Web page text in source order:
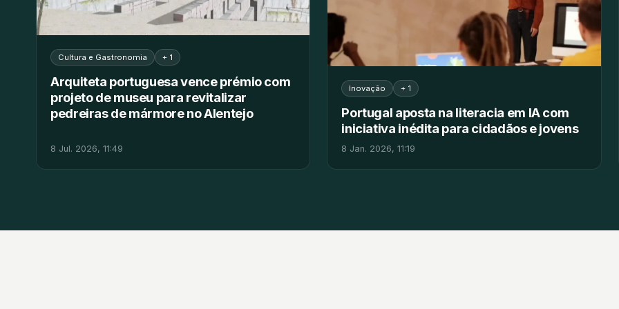
Cultura e Gastronomia + 1
Arquiteta portuguesa vence prémio com
projeto de museu para revitalizar
pedreiras de mármore no Alentejo
8 Jul. 2026, 11:49
Inovação + 1
Portugal aposta na literacia em IA com
iniciativa inédita para cidadãos e jovens
8 Jan. 2026, 11:19